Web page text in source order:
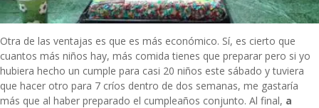
Otra de las ventajas es que es más económico. Sí, es cierto que
cuantos más niños hay, más comida tienes que preparar pero si yo
hubiera hecho un cumple para casi 20 niños este sábado y tuviera
que hacer otro para 7 críos dentro de dos semanas, me gastaría
más que al haber preparado el cumpleaños conjunto. Al final, a